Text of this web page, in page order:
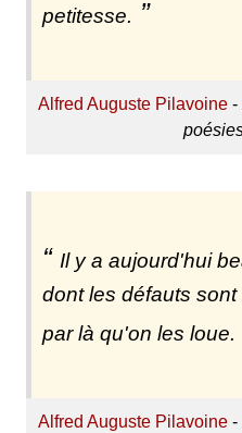
petitesse.
Alfred Auguste Pilavoine -
Il y a aujourd'hui
dont les défauts
par là qu'on les loue.
Alfred Auguste Pilavoine -